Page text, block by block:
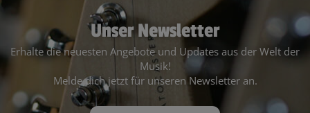
Unser Newsletter
Erhalte die neuesten Angebote und Updates aus der Welt der
Musik!
Melde dich jetzt für unseren Newsletter an.